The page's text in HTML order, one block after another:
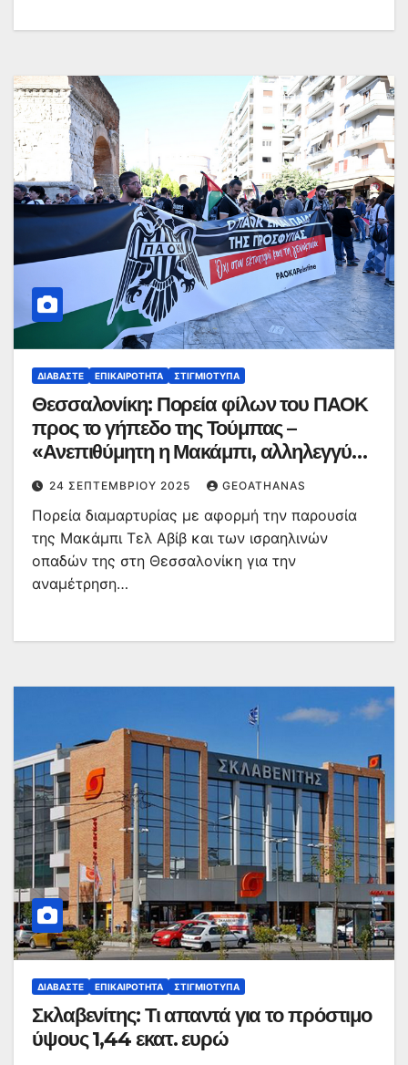
ΔΙΑΒΆΣΤΕ ΕΠΙΚΑΙΡΌΤΗΤΑ ΣΤΙΓΜΙΌΤΥΠΑ
Θεσσαλονίκη: Πορεία φίλων του ΠΑΟΚ
προς το γήπεδο της Τούμπας –
«Ανεπιθύμητη η Μακάμπι, αλληλεγγύη
στην Παλαιστίνη»
24 ΣΕΠΤΕΜΒΡΊΟΥ 2025 GEOATHANAS
Πορεία διαμαρτυρίας με αφορμή την παρουσία
της Μακάμπι Τελ Αβίβ και των ισραηλινών
οπαδών της στη Θεσσαλονίκη για την
αναμέτρηση…
ΔΙΑΒΆΣΤΕ ΕΠΙΚΑΙΡΌΤΗΤΑ ΣΤΙΓΜΙΌΤΥΠΑ
Σκλαβενίτης: Τι απαντά για το πρόστιμο
ύψους 1,44 εκατ. ευρώ